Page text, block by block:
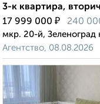
3-к квартира,
17 999 000 ₽ 240
мкр. 20-й, Зеленоград
Агентство, 08.08.2026